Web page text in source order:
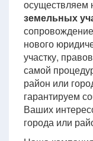
осуществляем
земельных
нового
участку,
самой
район или
гарантируем
Ваших
города или